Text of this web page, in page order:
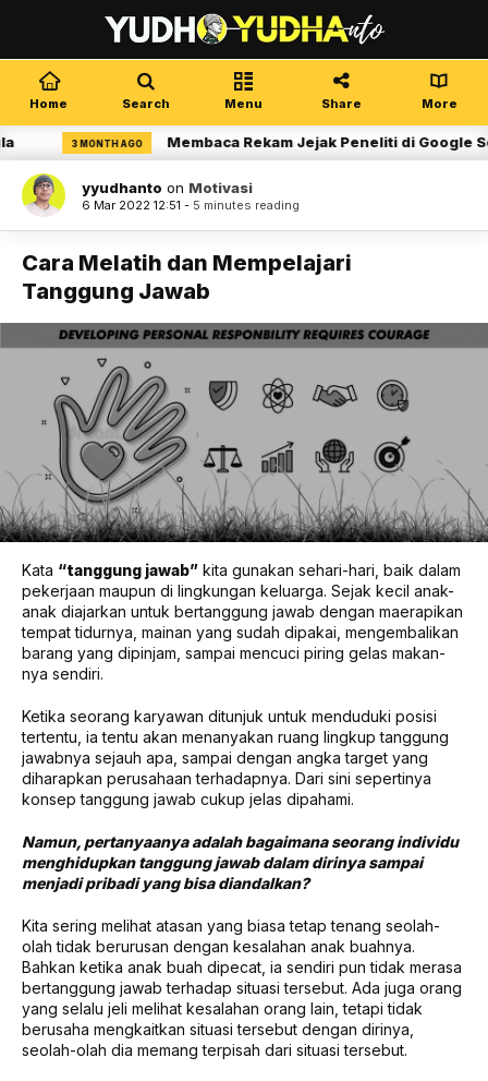
Home Search Menu Share More
3 MONTH AGO Membaca Rekam Jejak Peneliti di Google
yyudhanto on Motivasi
6 Mar 2022 12:51 - 5 minutes reading
Cara Melatih dan Mempelajari
Tanggung Jawab
Kata “tanggung jawab” kita gunakan sehari-hari, baik dalam
pekerjaan maupun di lingkungan keluarga. Sejak kecil anak-
anak diajarkan untuk bertanggung jawab dengan maerapikan
tempat tidurnya, mainan yang sudah dipakai, mengembalikan
barang yang dipinjam, sampai mencuci piring gelas makan-
nya sendiri.
Ketika seorang karyawan ditunjuk untuk menduduki posisi
tertentu, ia tentu akan menanyakan ruang lingkup tanggung
jawabnya sejauh apa, sampai dengan angka target yang
diharapkan perusahaan terhadapnya. Dari sini sepertinya
konsep tanggung jawab cukup jelas dipahami.
Namun, pertanyaanya adalah bagaimana seorang individu
menghidupkan tanggung jawab dalam dirinya sampai
menjadi pribadi yang bisa diandalkan?
Kita sering melihat atasan yang biasa tetap tenang seolah-
olah tidak berurusan dengan kesalahan anak buahnya.
Bahkan ketika anak buah dipecat, ia sendiri pun tidak merasa
bertanggung jawab terhadap situasi tersebut. Ada juga orang
yang selalu jeli melihat kesalahan orang lain, tetapi tidak
berusaha mengkaitkan situasi tersebut dengan dirinya,
seolah-olah dia memang terpisah dari situasi tersebut.